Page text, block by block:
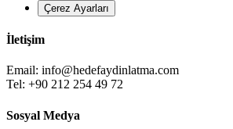
Çerez Ayarları
İletişim
Email: info@hedefaydinlatma.com
Tel: +90 212 254 49 72
Sosyal Medya